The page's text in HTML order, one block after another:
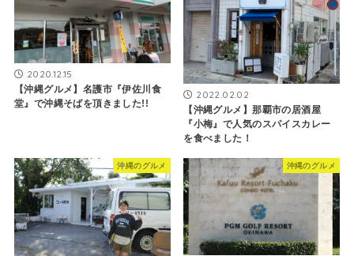
2020.12.15
【沖縄グルメ】名護市『伊佐川食
堂』で沖縄そばを頂きました!!
2022.02.02
【沖縄グルメ】那覇市の居酒屋
『小梅』で人気のスパイスカレー
を食べました！
沖縄のグルメ 沖縄のグルメ